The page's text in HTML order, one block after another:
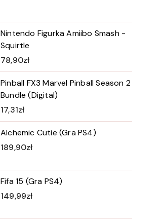
Nintendo Figurka Amiibo Smash -
Squirtle
78,90zł
Pinball FX3 Marvel Pinball Season 2
Bundle (Digital)
17,31zł
Alchemic Cutie (Gra PS4)
189,90zł
Fifa 15 (Gra PS4)
149,99zł